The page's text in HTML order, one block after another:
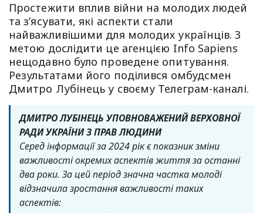
Простежити вплив війни на молодих людей
та з’ясувати, які аспекти стали
найважливішими для молодих українців. З
метою дослідити це агенцією Info Sapiens
нещодавно було проведене опитування.
Результатами його поділився омбудсмен
Дмитро Лубінець у своєму Телеграм-каналі.
ДМИТРО ЛУБІНЕЦЬ УПОВНОВАЖЕНИЙ ВЕРХОВНОЇ
РАДИ УКРАЇНИ З ПРАВ ЛЮДИНИ
Серед інформації за 2024 рік є показник зміни
важливості окремих аспектів життя за останні
два роки. За цей період значна частка молоді
відзначила зростання важливості таких
аспектів: